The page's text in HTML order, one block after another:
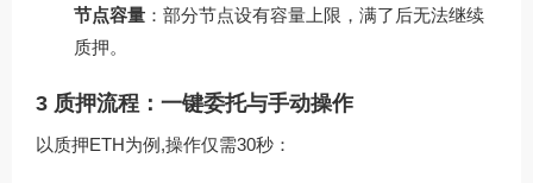
节点容量 ：部分节点设有容量上限，满了后无法继续
质押。
3 质押流程：一键委托与手动操作
以质押ETH为例,操作仅需30秒：